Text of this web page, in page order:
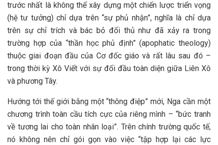
trước nhất là không thể xây dựng một chiến lược triển vọng
(hệ tư tưởng) chỉ dựa trên “sự phủ nhận”, nghĩa là chỉ dựa
trên sự chỉ trích và bác bỏ đối thủ như đã xảy ra trong
trường hợp của “thần học phủ định” (apophatic theology)
thuộc giai đoạn đầu của Cơ đốc giáo và rất lâu sau đó –
trong thời kỳ Xô Viết với sự đối đầu toàn diện giữa Liên Xô
và phương Tây.
Hướng tới thế giới bằng một “thông điệp” mới, Nga cần một
chương trình toàn cầu tích cực của riêng mình – “bức tranh
về tương lai cho toàn nhân loại”. Trên chính trường quốc tế,
nó không nên chỉ gói gọn vào việc “tập hợp lại các lực